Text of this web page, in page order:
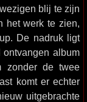
blij te zijn
het werk te zien,
De nadruk ligt
album
zonder de twee
komt er echter
uitgebrachte